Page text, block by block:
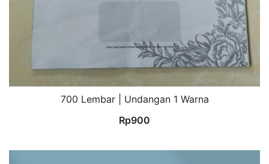
700 Lembar | Undangan 1 Warna
Rp900